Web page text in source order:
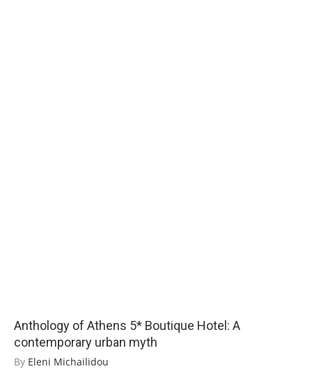
Anthology of Athens 5* Boutique Hotel: A
contemporary urban myth
By Eleni Michailidou